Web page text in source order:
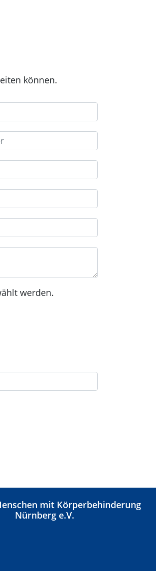
können.
werden.
mit Körperbehinderung
Nürnberg e.V.